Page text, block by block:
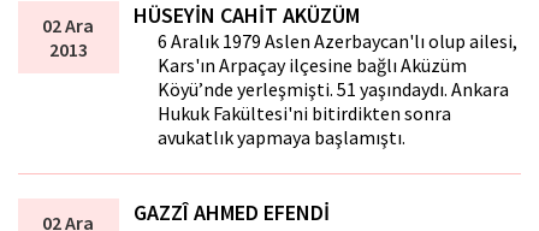
02 Ara
2013
HÜSEYİN CAHİT AKÜZÜM
6 Aralık 1979 Aslen Azerbaycan'lı olup ailesi,
Kars'ın Arpaçay ilçesine bağlı Aküzüm
Köyü’nde yerleşmişti. 51 yaşındaydı. Ankara
Hukuk Fakültesi'ni bitirdikten sonra
avukatlık yapmaya başlamıştı.
02 Ara GAZZÎ AHMED EFENDİ